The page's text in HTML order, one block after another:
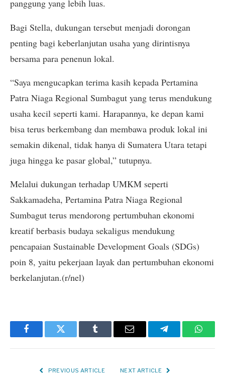
panggung yang lebih luas.
Bagi Stella, dukungan tersebut menjadi dorongan
penting bagi keberlanjutan usaha yang dirintisnya
bersama para penenun lokal.
“Saya mengucapkan terima kasih kepada Pertamina
Patra Niaga Regional Sumbagut yang terus mendukung
usaha kecil seperti kami. Harapannya, ke depan kami
bisa terus berkembang dan membawa produk lokal ini
semakin dikenal, tidak hanya di Sumatera Utara tetapi
juga hingga ke pasar global,” tutupnya.
Melalui dukungan terhadap UMKM seperti
Sakkamadeha, Pertamina Patra Niaga Regional
Sumbagut terus mendorong pertumbuhan ekonomi
kreatif berbasis budaya sekaligus mendukung
pencapaian Sustainable Development Goals (SDGs)
poin 8, yaitu pekerjaan layak dan pertumbuhan ekonomi
berkelanjutan.(r/nel)
FacebookTwitter Tumblr Email Telegram
PREVIOUS ARTICLE NEXT ARTICLE